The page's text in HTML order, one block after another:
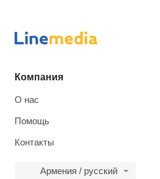
Компания
О нас
Помощь
Контакты
Армения / русский